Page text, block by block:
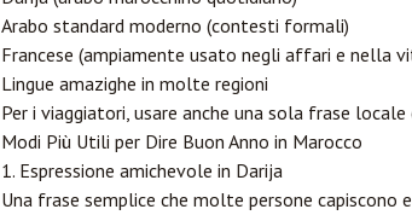
Arabo standard moderno (contesti formali)
Francese (ampiamente usato negli affari e nella
Lingue amazighe in molte regioni
Per i viaggiatori, usare anche una sola frase
Modi Più Utili per Dire Buon Anno in Marocco
1. Espressione amichevole in Darija
Una frase semplice che molte persone capiscono